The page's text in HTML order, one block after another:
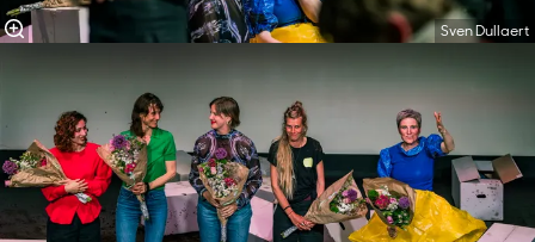
Sven Dullaert